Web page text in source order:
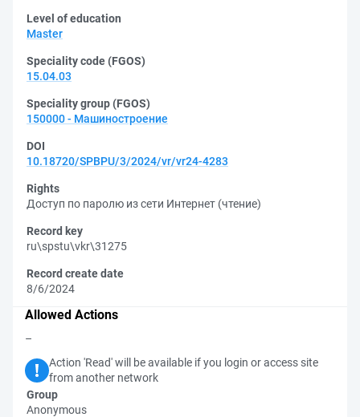
Level of education
Master
Speciality code (FGOS)
15.04.03
Speciality group (FGOS)
150000 - Машиностроение
DOI
10.18720/SPBPU/3/2024/vr/vr24-4283
Rights
Доступ по паролю из сети Интернет (чтение)
Record key
ru\spstu\vkr\31275
Record create date
8/6/2024
Allowed Actions
–
Action 'Read' will be available if you login or access site
from another network
Group
Anonymous